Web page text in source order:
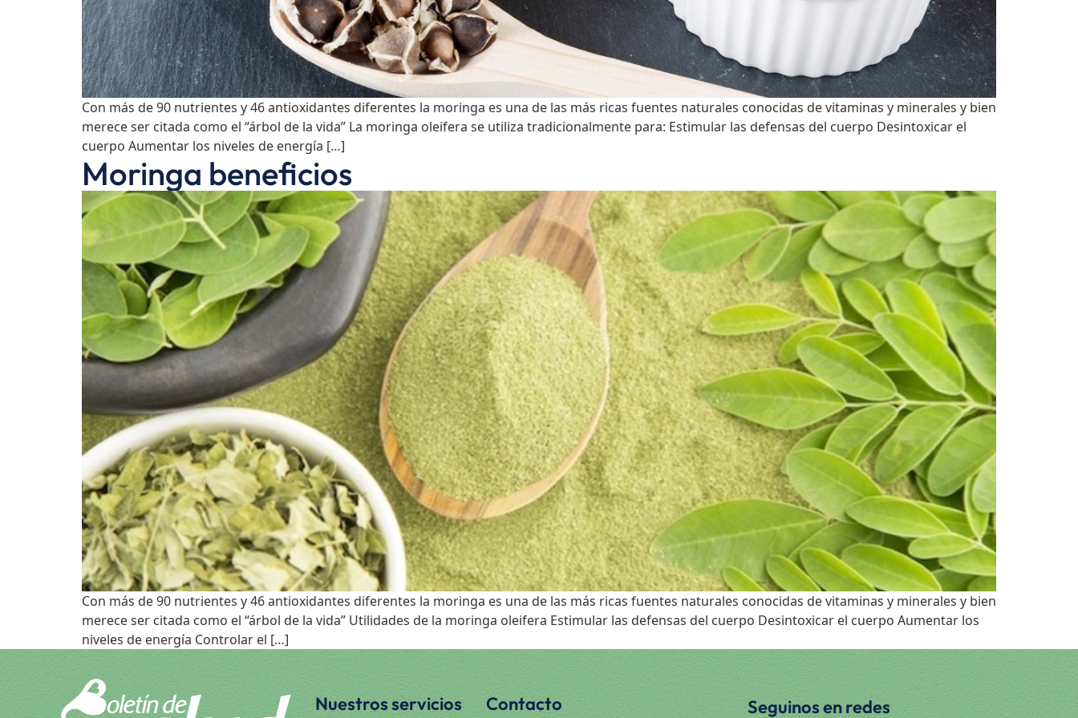
Con más de 90 nutrientes y 46 antioxidantes diferentes la moringa es una de las más ricas fuentes naturales conocidas de vitaminas y minerales y bien
merece ser citada como el “árbol de la vida” La moringa oleifera se utiliza tradicionalmente para: Estimular las defensas del cuerpo Desintoxicar el
cuerpo Aumentar los niveles de energía […]
Moringa beneficios
Con más de 90 nutrientes y 46 antioxidantes diferentes la moringa es una de las más ricas fuentes naturales conocidas de vitaminas y minerales y bien
merece ser citada como el “árbol de la vida” Utilidades de la moringa oleifera Estimular las defensas del cuerpo Desintoxicar el cuerpo Aumentar los
niveles de energía Controlar el […]
Nuestros servicios Contacto Seguinos en redes